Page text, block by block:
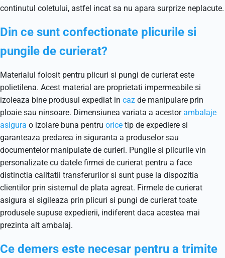
continutul coletului, astfel incat sa nu apara surprize neplacute.
Din ce sunt confectionate plicurile si
pungile de curierat?
Materialul folosit pentru plicuri si pungi de curierat este
polietilena. Acest material are proprietati impermeabile si
izoleaza bine produsul expediat in caz de manipulare prin
ploaie sau ninsoare. Dimensiunea variata a acestorambalaje
asigura o izolare buna pentru orice tip de expediere si
garanteaza predarea in siguranta a produselor sau
documentelor manipulate de curieri. Pungile si plicurile vin
personalizate cu datele firmei de curierat pentru a face
distinctia calitatii transferurilor si sunt puse la dispozitia
clientilor prin sistemul de plata agreat. Firmele de curierat
asigura si sigileaza prin plicuri si pungi de curierat toate
produsele supuse expedierii, indiferent daca acestea mai
prezinta alt ambalaj.
Ce demers este necesar pentru a trimite